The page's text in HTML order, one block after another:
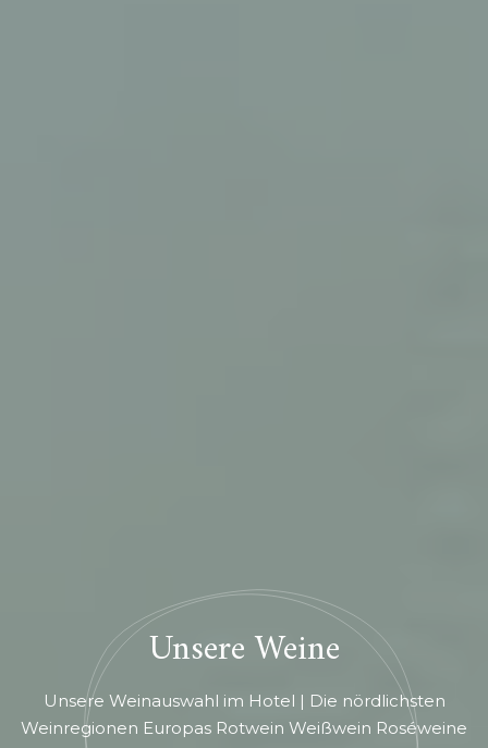
Unsere Weine
Unsere Weinauswahl im Hotel | Die nördlichsten
Weinregionen Europas Rotwein Weißwein Roséweine